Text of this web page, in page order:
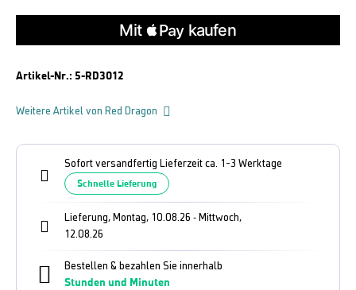
Artikel-Nr.: 5-RD3012
Weitere Artikel von Red Dragon
Sofort versandfertig Lieferzeit ca. 1-3 Werktage
Schnelle Lieferung
Lieferung, Montag, 10.08.26 - Mittwoch,
12.08.26
Bestellen & bezahlen Sie innerhalb
Stunden und Minuten